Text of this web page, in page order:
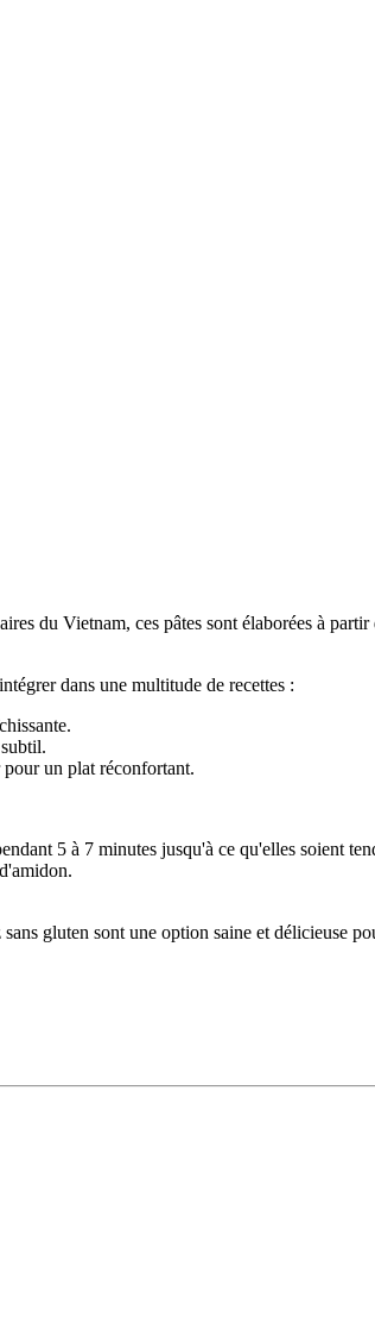
du Vietnam, ces pâtes sont élaborées à
dans une multitude de recettes :
pour un plat réconfortant.
5 à 7 minutes jusqu'à ce qu'elles soient
gluten sont une option saine et délicieuse